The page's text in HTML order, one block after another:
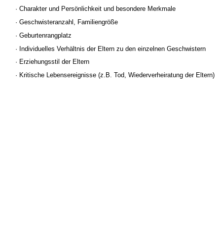
· Charakter und Persönlichkeit und besondere Merkmale
· Geschwisteranzahl, Familiengröße
· Geburtenrangplatz
· Individuelles Verhältnis der Eltern zu den einzelnen Geschwistern
· Erziehungsstil der Eltern
· Kritische Lebensereignisse (z.B. Tod, Wiederverheiratung der Eltern)